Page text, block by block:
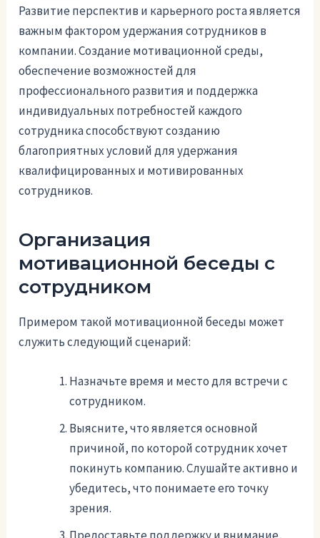
Развитие перспектив и карьерного роста является
важным фактором удержания сотрудников в
компании. Создание мотивационной среды,
обеспечение возможностей для
профессионального развития и поддержка
индивидуальных потребностей каждого
сотрудника способствуют созданию
благоприятных условий для удержания
квалифицированных и мотивированных
сотрудников.
Организация
мотивационной беседы с
сотрудником
Примером такой мотивационной беседы может
служить следующий сценарий:
Назначьте время и место для встречи с
сотрудником.
Выясните, что является основной
причиной, по которой сотрудник хочет
покинуть компанию. Слушайте активно и
убедитесь, что понимаете его точку
зрения.